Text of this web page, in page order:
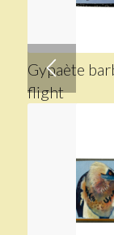
Gypaète
flight